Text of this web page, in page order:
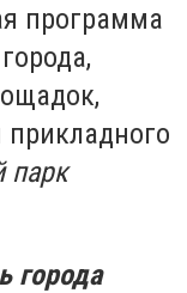
программа
парк
города